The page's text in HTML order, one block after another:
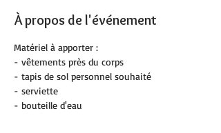
À propos de l'événement
Matériel à apporter :
- vêtements près du corps
- tapis de sol personnel souhaité
- serviette
- bouteille d'eau